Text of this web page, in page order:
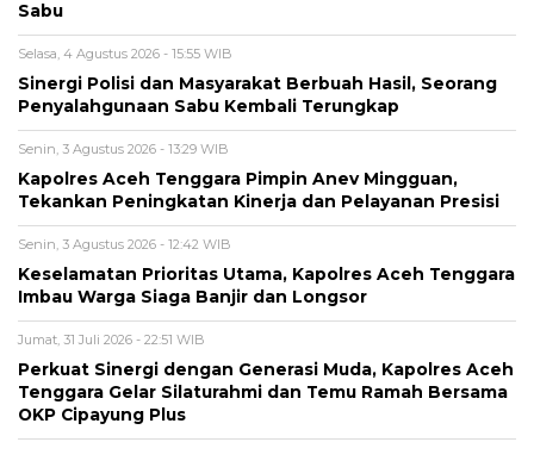
Sabu
Selasa, 4 Agustus 2026 - 15:55 WIB
Sinergi Polisi dan Masyarakat Berbuah Hasil, Seorang
Penyalahgunaan Sabu Kembali Terungkap
Senin, 3 Agustus 2026 - 13:29 WIB
Kapolres Aceh Tenggara Pimpin Anev Mingguan,
Tekankan Peningkatan Kinerja dan Pelayanan Presisi
Senin, 3 Agustus 2026 - 12:42 WIB
Keselamatan Prioritas Utama, Kapolres Aceh Tenggara
Imbau Warga Siaga Banjir dan Longsor
Jumat, 31 Juli 2026 - 22:51 WIB
Perkuat Sinergi dengan Generasi Muda, Kapolres Aceh
Tenggara Gelar Silaturahmi dan Temu Ramah Bersama
OKP Cipayung Plus